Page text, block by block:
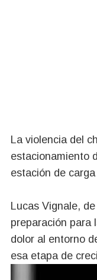
La violencia del
estacionamiento
estación de
Lucas Vignale,
preparación para
dolor al entorno
esa etapa de